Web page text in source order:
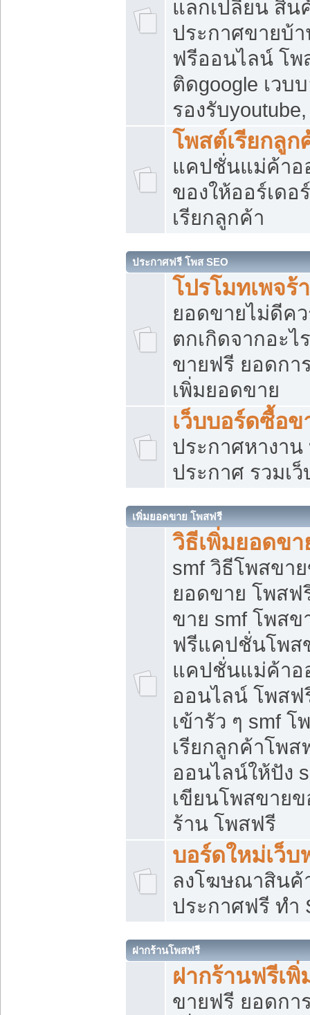
แลกเปลี่ยน สิน
ประกาศขายบ้
ฟรีออนไลน์ โพ
ติดgoogle เวบ
รองรับ
โพสต์เรียกลูก
แคปชั่นแม่ค้าอ
ของให้ออร์เดอ
เรียกลูกค้า
ประกาศฟรี โพส SEO
โปรโมทเพจร้
ยอดขายไม่ดีค
ตกเกิดจากอะไ
ขายฟรี ยอดกา
เพิ่มยอดขาย
เว็บบอร์ดซื้อข
ประกาศหางาน
ประกาศ รวมเ
เพิ่มยอดขาย โพสฟรี
วิธีเพิ่มยอดข
smf วิธีโพสขา
ยอดขาย โพสฟ
ขาย smf โพส
ฟรีแคปชั่นโพส
แคปชั่นแม่ค้า
ออนไลน์ โพสฟ
เข้ารัว ๆ smf
เรียกลูกค้าโพส
ออนไลน์ให้ปัง
เขียนโพสขาย
ร้าน โพสฟรี
บอร์ดใหม่เว็บ
ลงโฆษณาสิน
ประกาศฟรี ทำ
ฝากร้านโพสฟรี
ฝากร้านฟรีเ
ขายฟรี ยอดกา